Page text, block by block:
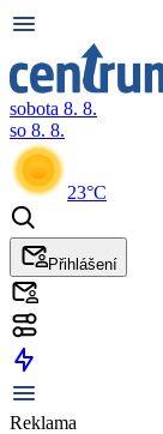
sobota 8. 8.
so 8. 8.
23°C
Přihlášení
Reklama